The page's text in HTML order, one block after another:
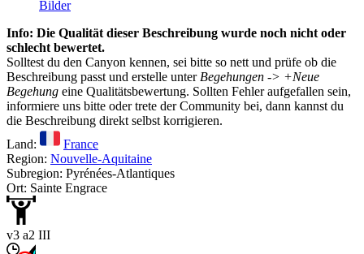
Bilder
Info: Die Qualität dieser Beschreibung wurde noch nicht oder
schlecht bewertet.
Solltest du den Canyon kennen, sei bitte so nett und prüfe ob die
Beschreibung passt und erstelle unter Begehungen -> +Neue
Begehung eine Qualitätsbewertung. Sollten Fehler aufgefallen sein,
informiere uns bitte oder trete der Community bei, dann kannst du
die Beschreibung direkt selbst korrigieren.
Land:
France
Region: Nouvelle-Aquitaine
Subregion: Pyrénées-Atlantiques
Ort: Sainte Engrace
v3 a2 III